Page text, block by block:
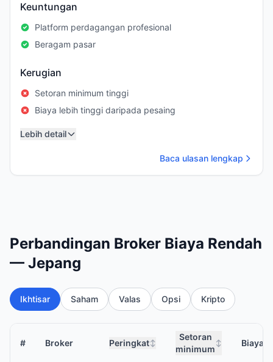
Keuntungan
Platform perdagangan profesional
Beragam pasar
Kerugian
Setoran minimum tinggi
Biaya lebih tinggi daripada pesaing
Lebih detail
Baca ulasan lengkap
Perbandingan Broker Biaya Rendah
— Jepang
Ikhtisar Saham Valas Opsi Kripto
# Broker Peringkat↕
Setoran
minimum
↕ Biaya